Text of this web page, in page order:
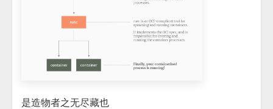
是造物者之无尽藏也